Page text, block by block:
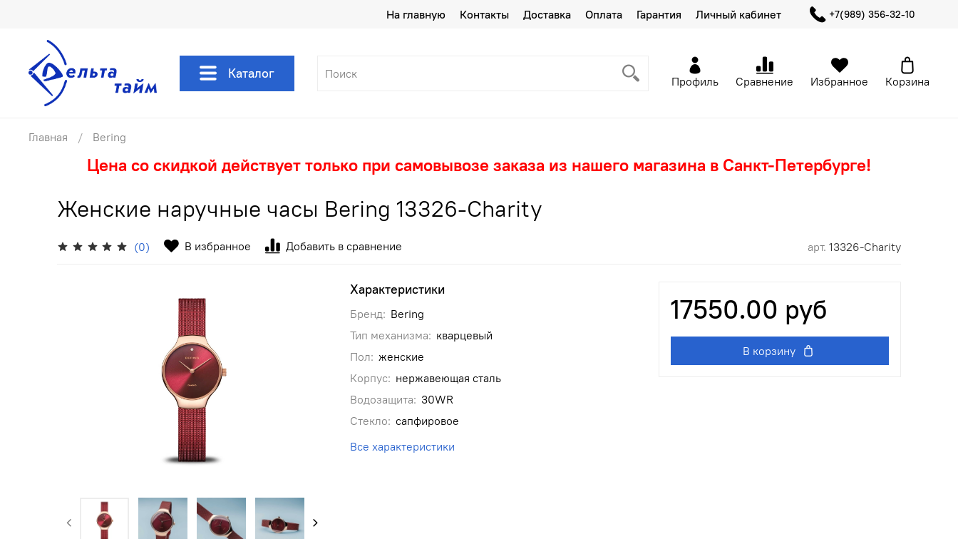
На главную Контакты Доставка Оплата Гарантия Личный кабинет +7(989) 356-32-10
Каталог Профиль Сравнение Избранное Корзина
Главная Bering
Цена со скидкой действует только при самовывозе заказа из нашего магазина в Санкт-Петербурге!
Женские наручные часы Bering 13326-Charity
(0) В избранное Добавить в сравнение арт. 13326-Charity
Характеристики
Бренд: Bering
Тип механизма: кварцевый
Пол: женские
Корпус: нержавеющая сталь
Водозащита: 30WR
Стекло: сапфировое
Все характеристики
17550.00 руб
В корзину